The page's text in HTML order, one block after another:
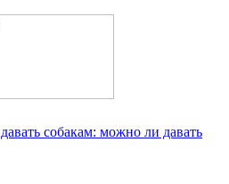
собакам: можно ли давать